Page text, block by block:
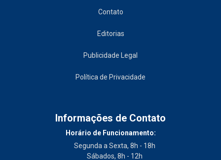
Contato
Editorias
Publicidade Legal
Política de Privacidade
Informações de Contato
Horário de Funcionamento:
Segunda a Sexta, 8h - 18h
Sábados, 8h - 12h